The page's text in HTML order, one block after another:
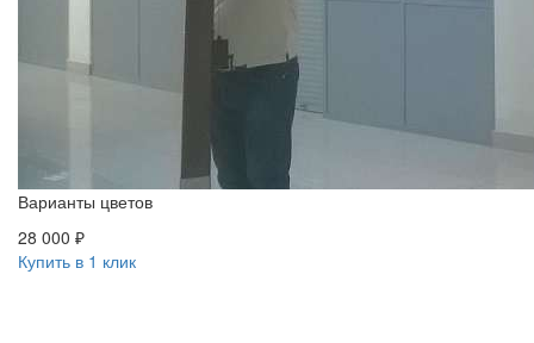
Варианты цветов
28 000 ₽
Купить в 1 клик